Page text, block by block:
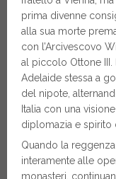
prima divenne
alla sua morte
con l’Arcivescovo
al piccolo Ottone
Adelaide stessa a
del nipote,
Italia con una
diplomazia e spirito
Quando la
interamente alle
monasteri,